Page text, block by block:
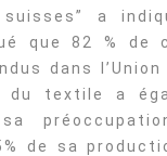
suisses” a
que 82 % de
dans l’Union
du textile a
de sa